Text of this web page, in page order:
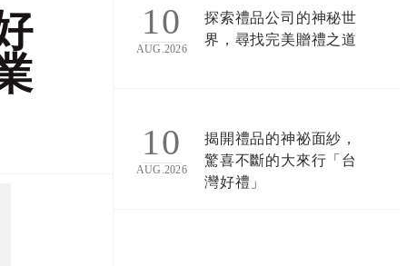
10
AUG.2026
探索禮品公司的神秘世
界，尋找完美贈禮之道
10
AUG.2026
揭開禮品的神祕面紗，
驚喜不斷的大來行「台
灣好禮」